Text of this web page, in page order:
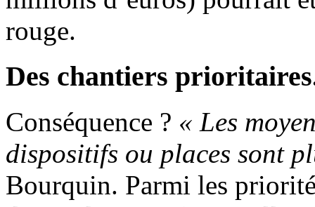
rouge.
Des chantiers
Conséquence ? « Les
dispositifs ou places sont
Bourquin. Parmi les